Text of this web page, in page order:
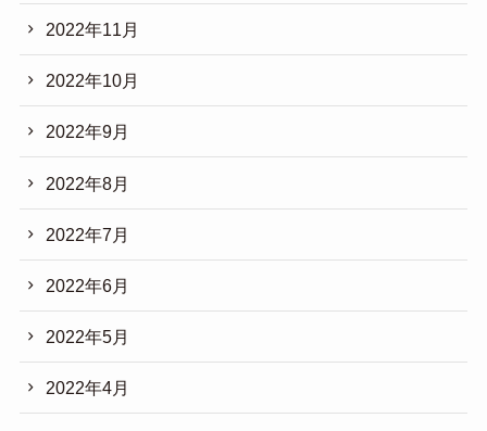
2022年11月
2022年10月
2022年9月
2022年8月
2022年7月
2022年6月
2022年5月
2022年4月